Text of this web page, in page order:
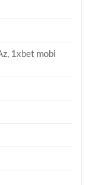
1xbet mobi